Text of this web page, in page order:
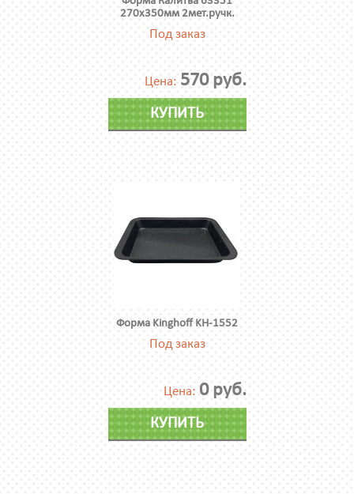
270х350мм 2мет.ручк.
Под заказ
Цена: 570 руб.
КУПИТЬ
Форма Kinghoff KH-1552
Под заказ
Цена: 0 руб.
КУПИТЬ